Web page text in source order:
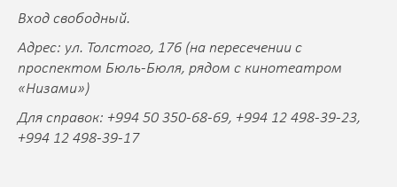
Вход свободный.
Адрес: ул. Толстого, 176 (на пересечении с
проспектом Бюль-Бюля, рядом с кинотеатром
«Низами»)
Для справок: +994 50 350-68-69, +994 12 498-39-23,
+994 12 498-39-17